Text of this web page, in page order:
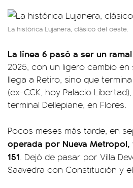
La histórica Lujanera, clásico del oeste.
La línea 6 pasó a ser un
2025, con un ligero cambio
llega a Retiro, sino que
(ex-CCK, hoy Palacio
terminal Dellepiane, en Flores.
Pocos meses más tarde, en
operada por Nueva
151. Dejó de pasar por Villa
Saavedra con Constitución y